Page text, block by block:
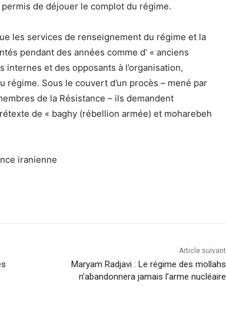
de déjouer le complot du régime.
les services de renseignement du régime et la
pendant des années comme d’ « anciens
internes et des opposants à l’organisation,
Sous le couvert d’un procès – mené par
de la Résistance – ils demandent
de « baghy (rébellion armée) et moharebeh
iranienne
Article suivant
Maryam Radjavi : Le régime des mollahs
n’abandonnera jamais l’arme nucléaire